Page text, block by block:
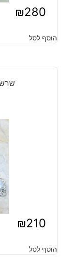
₪280
הוסף לסל
₪210
הוסף לסל